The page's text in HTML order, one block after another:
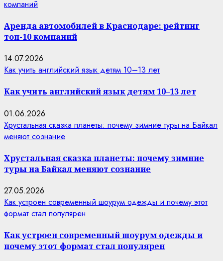
компаний
Аренда автомобилей в Краснодаре: рейтинг
топ-10 компаний
14.07.2026
Как учить английский язык детям 10–13 лет
Как учить английский язык детям 10–13 лет
01.06.2026
Хрустальная сказка планеты: почему зимние туры на Байкал
меняют сознание
Хрустальная сказка планеты: почему зимние
туры на Байкал меняют сознание
27.05.2026
Как устроен современный шоурум одежды и почему этот
формат стал популярен
Как устроен современный шоурум одежды и
почему этот формат стал популярен